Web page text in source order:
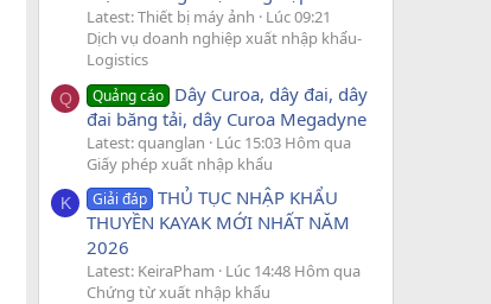
Latest: Thiết bị máy ảnh
Lúc 09:21
Dịch vụ doanh nghiệp xuất nhập khẩu-
Logistics
Q Quảng cáo Dây Curoa, dây đai, dây
đai băng tải, dây Curoa Megadyne
Latest: quanglan
Lúc 15:03 Hôm qua
Giấy phép xuất nhập khẩu
K Giải đáp THỦ TỤC NHẬP KHẨU
THUYỀN KAYAK MỚI NHẤT NĂM
2026
Latest: KeiraPham
Lúc 14:48 Hôm qua
Chứng từ xuất nhập khẩu